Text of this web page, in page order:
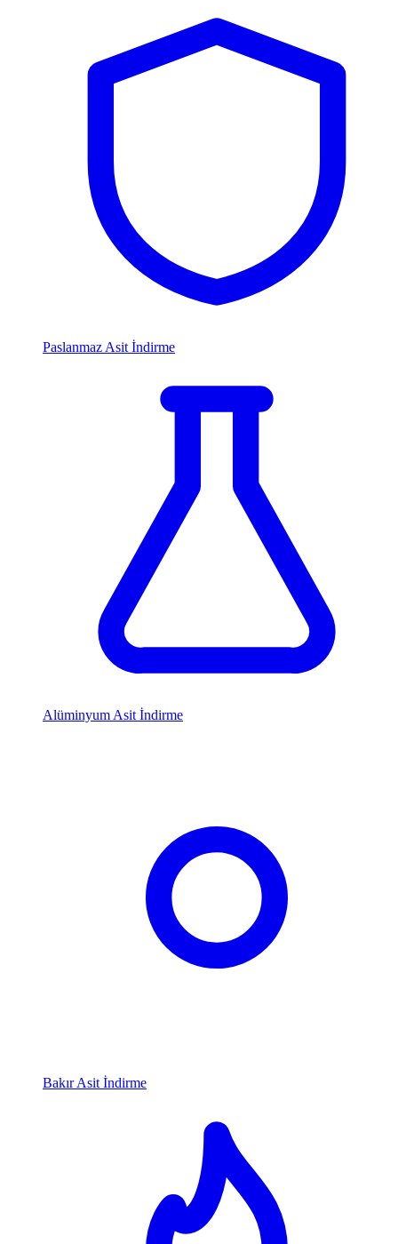
Paslanmaz Asit İndirme
Alüminyum Asit İndirme
Bakır Asit İndirme